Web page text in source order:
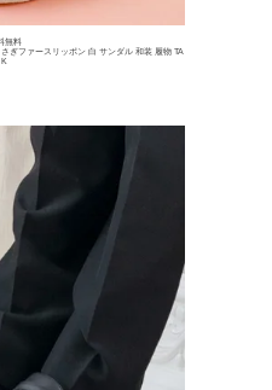
無料
ぎファースリッポン 白 サンダル 和装 履物 TA
K